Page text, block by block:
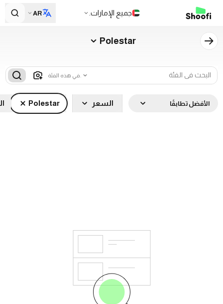
جميع الإمارات. AR
Polestar
الأفضل تطابقًا السعر Polestar